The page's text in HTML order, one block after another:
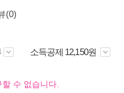
(0)
소득공제 12,150원
수 없습니다.